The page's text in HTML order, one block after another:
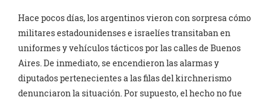
Hace pocos días, los argentinos vieron con sorpresa cómo
militares estadounidenses e israelíes transitaban en
uniformes y vehículos tácticos por las calles de Buenos
Aires. De inmediato, se encendieron las alarmas y
diputados pertenecientes a las filas del kirchnerismo
denunciaron la situación. Por supuesto, el hecho no fue